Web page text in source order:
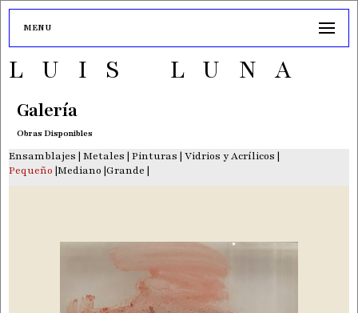
MENU
LUIS LUNA
Galería
Obras Disponibles
Ensamblajes | Metales | Pinturas | Vidrios y Acrílicos |
Pequeño |Mediano |Grande |